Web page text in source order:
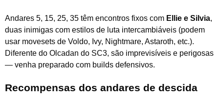
Andares 5, 15, 25, 35 têm encontros fixos com Ellie e Silvia,
duas inimigas com estilos de luta intercambiáveis (podem
usar movesets de Voldo, Ivy, Nightmare, Astaroth, etc.).
Diferente do Olcadan do SC3, são imprevisíveis e perigosas
— venha preparado com builds defensivos.
Recompensas dos andares de descida